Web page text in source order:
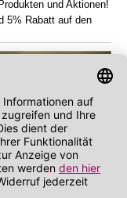
und Aktionen!
5% Rabatt auf den